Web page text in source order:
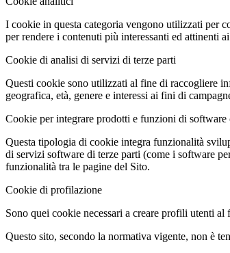
I cookie in questa categoria vengono utilizzati per
per rendere i contenuti più interessanti ed attinenti
Cookie di analisi di servizi di terze parti
Questi cookie sono utilizzati al fine di raccogliere
geografica, età, genere e interessi ai fini di
Cookie per integrare prodotti e funzioni di software
Questa tipologia di cookie integra funzionalità
di servizi software di terze parti (come i software
funzionalità tra le pagine del Sito.
Cookie di profilazione
Sono quei cookie necessari a creare profili utenti
Questo sito, secondo la normativa vigente, non è